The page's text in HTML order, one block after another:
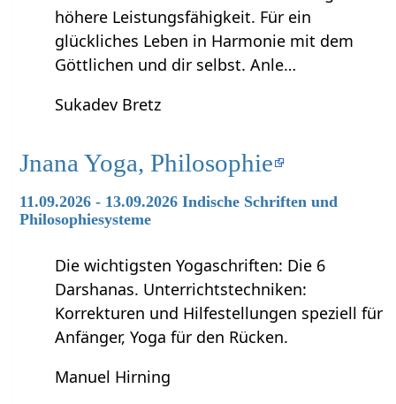
höhere Leistungsfähigkeit. Für ein
glückliches Leben in Harmonie mit dem
Göttlichen und dir selbst. Anle…
Sukadev Bretz
Jnana Yoga, Philosophie
11.09.2026 - 13.09.2026 Indische Schriften und
Philosophiesysteme
Die wichtigsten Yogaschriften: Die 6
Darshanas. Unterrichtstechniken:
Korrekturen und Hilfestellungen speziell für
Anfänger, Yoga für den Rücken.
Manuel Hirning